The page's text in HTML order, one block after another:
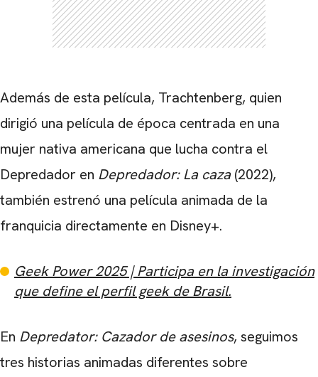
Además de esta película, Trachtenberg, quien
dirigió una película de época centrada en una
mujer nativa americana que lucha contra el
Depredador en Depredador: La caza(2022),
también estrenó una película animada de la
franquicia directamente en Disney+.
Geek Power 2025 | Participa en la investigación
que define el perfil geek de Brasil.
En Depredator: Cazador de asesinos, seguimos
tres historias animadas diferentes sobre